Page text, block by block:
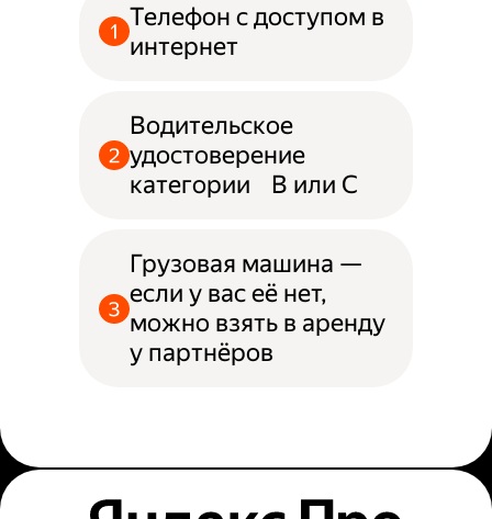
Телефон с доступом в
интернет
Водительское
удостоверение
категории B или С
Грузовая машина —
если у вас её нет,
можно взять в аренду
у партнёров